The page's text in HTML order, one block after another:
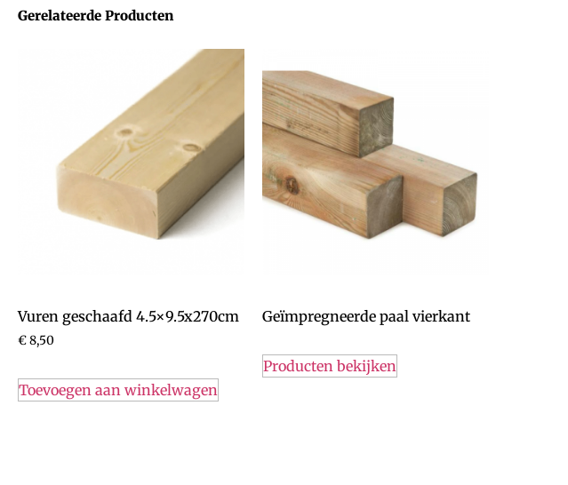
Gerelateerde Producten
Vuren geschaafd 4.5×9.5x270cm
€8,50
Toevoegen aan winkelwagen
Geïmpregneerde paal vierkant
Producten bekijken